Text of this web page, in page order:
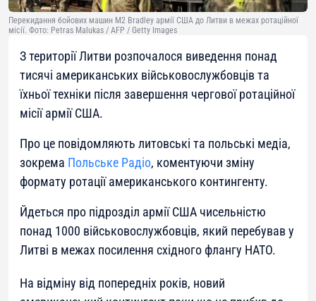
Перекидання бойових машин M2 Bradley армії США до Литви в межах ротаційної
місії. Фото: Petras Malukas / AFP / Getty Images
З території Литви розпочалося виведення понад
тисячі американських військовослужбовців та
їхньої техніки після завершення чергової ротаційної
місії армії США.
Про це повідомляють литовські та польські медіа,
зокрема Польське Радіо, коментуючи зміну
формату ротації американського контингенту.
Йдеться про підрозділ армії США чисельністю
понад 1000 військовослужбовців, який перебував у
Литві в межах посилення східного флангу НАТО.
На відміну від попередніх років, новий